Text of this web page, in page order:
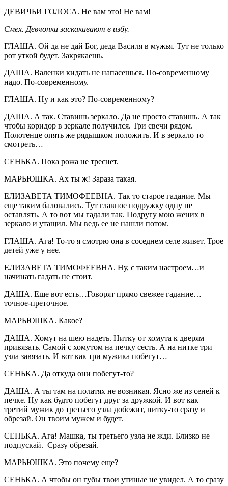
ДЕВИЧЬИ ГОЛОСА. Не вам это! Не вам!
Смех. Девчонки заскакивают в избу.
ГЛАША. Ой да не дай Бог, деда Василя в мужья. Тут не только
рот уткой будет. Закрякаешь.
ДАША. Валенки кидать не напасешься. По-современному
надо. По-современному.
ГЛАША. Ну и как это? По-современному?
ДАША. А так. Ставишь зеркало. Да не просто ставишь. А так
чтобы коридор в зеркале получился. Три свечи рядом.
Полотенце опять же рядышком положить. И в зеркало то
смотреть…
СЕНЬКА. Пока рожа не треснет.
МАРЬЮШКА. Ах ты ж! Зараза такая.
ЕЛИЗАВЕТА ТИМОФЕЕВНА. Так то старое гадание. Мы
еще таким баловались. Тут главное подружку одну не
оставлять. А то вот мы гадали так. Подругу мою жених в
зеркало и утащил. Мы ведь ее не нашли потом.
ГЛАША. Ага! То-то я смотрю она в соседнем селе живет. Трое
детей уже у нее.
ЕЛИЗАВЕТА ТИМОФЕЕВНА. Ну, с таким настроем…и
начинать гадать не стоит.
ДАША. Еще вот есть…Говорят прямо свежее гадание…
точное-преточное.
МАРЬЮШКА. Какое?
ДАША. Хомут на шею надеть. Нитку от хомута к дверям
привязать. Самой с хомутом на печку сесть. А на нитке три
узла завязать. И вот как три мужика побегут…
СЕНЬКА. Да откуда они побегут-то?
ДАША. А ты там на полатях не возникая. Ясно же из сеней к
печке. Ну как будто побегут друг за дружкой. И вот как
третий мужик до третьего узла добежит, нитку-то сразу и
обрезай. Он твоим мужем и будет.
СЕНЬКА. Ага! Машка, ты третьего узла не жди. Близко не
подпускай. Сразу обрезай.
МАРЬЮШКА. Это почему еще?
СЕНЬКА. А чтобы он губы твои утиные не увидел. А то сразу